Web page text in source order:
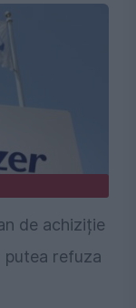
de achiziție
putea refuza